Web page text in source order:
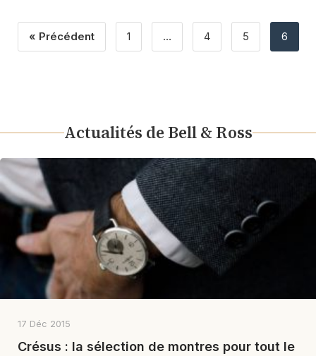
« Précédent 1 … 4 5 6
Actualités de Bell & Ross
17 Déc 2015
Crésus : la sélection de montres pour tout le